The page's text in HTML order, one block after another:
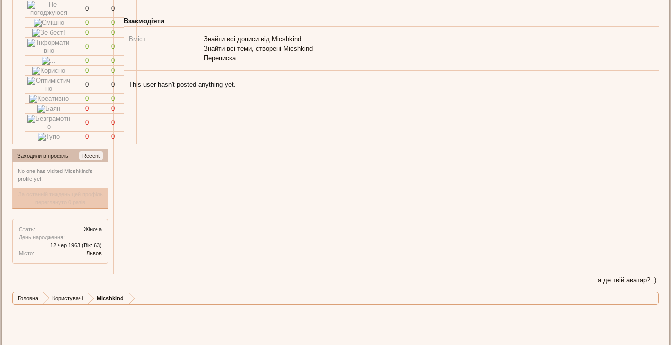
0
0
0
0
0
0
0
0
0
0
0
0
0
0
0
0
0
0
0
0
0
0
Заходили в профіль Recent
No one has visited Micshkind's
profile yet!
Стать:
Жіноча
День народження:
12 чер 1963 (Вік: 63)
Місто:
Львов
Взаємодіяти
Вміст:
Знайти всі дописи від Micshkind
Знайти всі теми, створені Micshkind
Переписка
This user hasn't posted anything yet.
а де твій аватар? :)
Головна Користувачі Micshkind